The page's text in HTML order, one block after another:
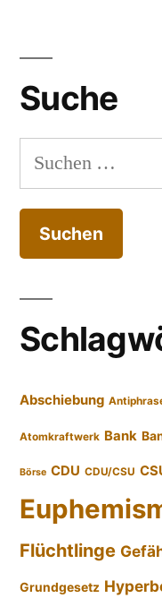
Suche
Suchen
nach:
Abschiebung
Atomkraftwerk Bank
Börse CDU CDU/CSU
Flüchtlinge
Grundgesetz